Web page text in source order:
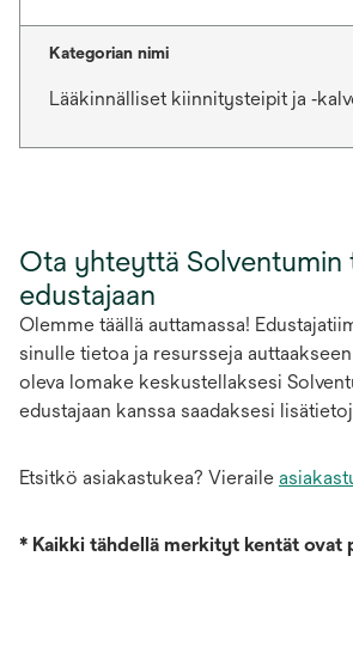
Kategorian nimi
Lääkinnälliset kiinnitysteipit ja
Ota yhteyttä Solventumin
edustajaan
Olemme täällä auttamassa!
sinulle tietoa ja resursseja
oleva lomake keskustellaksesi
edustajaan kanssa saadaksesi
Etsitkö asiakastukea? Vieraile
* Kaikki tähdellä merkityt kentät ovat